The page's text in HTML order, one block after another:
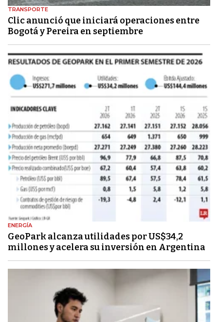
TRANSPORTE
Clic anunció que iniciará operaciones entre
Bogotá y Pereira en septiembre
ENERGÍA
GeoPark alcanza utilidades por US$34,2
millones y acelera su inversión en Argentina